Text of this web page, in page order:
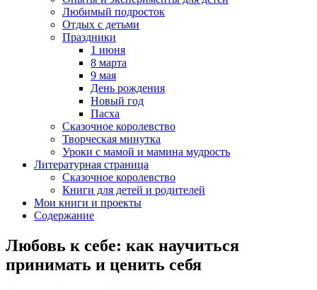
Любимый подросток
Отдых с детьми
Праздники
1 июня
8 марта
9 мая
День рождения
Новый год
Пасха
Сказочное королевство
Творческая минутка
Уроки с мамой и мамина мудрость
Литературная страница
Сказочное королевство
Книги для детей и родителей
Мои книги и проекты
Содержание
Любовь к себе: как научиться
принимать и ценить себя